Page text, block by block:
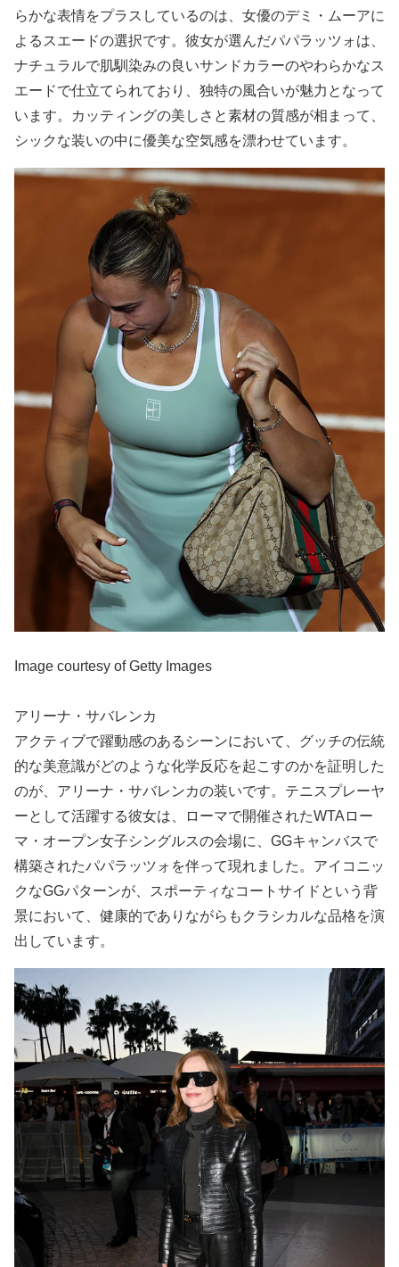
らかな表情をプラスしているのは、女優のデミ・ムーアに
よるスエードの選択です。彼女が選んだパパラッツォは、
ナチュラルで肌馴染みの良いサンドカラーのやわらかなス
エードで仕立てられており、独特の風合いが魅力となって
います。カッティングの美しさと素材の質感が相まって、
シックな装いの中に優美な空気感を漂わせています。
Image courtesy of Getty Images
アリーナ・サバレンカ
アクティブで躍動感のあるシーンにおいて、グッチの伝統
的な美意識がどのような化学反応を起こすのかを証明した
のが、アリーナ・サバレンカの装いです。テニスプレーヤ
ーとして活躍する彼女は、ローマで開催されたWTAロー
マ・オープン女子シングルスの会場に、GGキャンバスで
構築されたパパラッツォを伴って現れました。アイコニッ
クなGGパターンが、スポーティなコートサイドという背
景において、健康的でありながらもクラシカルな品格を演
出しています。